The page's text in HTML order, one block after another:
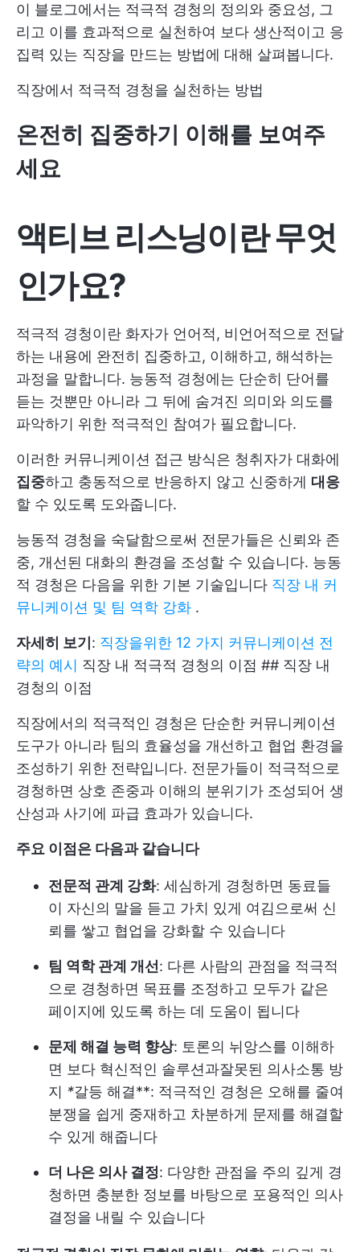
이 블로그에서는 적극적 경청의 정의와 중요성, 그
리고 이를 효과적으로 실천하여 보다 생산적이고 응
집력 있는 직장을 만드는 방법에 대해 살펴봅니다.
직장에서 적극적 경청을 실천하는 방법
온전히 집중하기 이해를 보여주
세요
액티브 리스닝이란 무엇
인가요?
적극적 경청이란 화자가 언어적, 비언어적으로 전달
하는 내용에 완전히 집중하고, 이해하고, 해석하는
과정을 말합니다. 능동적 경청에는 단순히 단어를
듣는 것뿐만 아니라 그 뒤에 숨겨진 의미와 의도를
파악하기 위한 적극적인 참여가 필요합니다.
이러한 커뮤니케이션 접근 방식은 청취자가 대화에
집중하고 충동적으로 반응하지 않고 신중하게 대응
할 수 있도록 도와줍니다.
능동적 경청을 숙달함으로써 전문가들은 신뢰와 존
중, 개선된 대화의 환경을 조성할 수 있습니다. 능동
적 경청은 다음을 위한 기본 기술입니다 직장 내 커
뮤니케이션 및 팀 역학 강화 .
자세히 보기 : 직장을위한 12 가지 커뮤니케이션 전
략의 예시 직장 내 적극적 경청의 이점 ## 직장 내
경청의 이점
직장에서의 적극적인 경청은 단순한 커뮤니케이션
도구가 아니라 팀의 효율성을 개선하고 협업 환경을
조성하기 위한 전략입니다. 전문가들이 적극적으로
경청하면 상호 존중과 이해의 분위기가 조성되어 생
산성과 사기에 파급 효과가 있습니다.
주요 이점은 다음과 같습니다
전문적 관계 강화: 세심하게 경청하면 동료들
이 자신의 말을 듣고 가치 있게 여김으로써 신
뢰를 쌓고 협업을 강화할 수 있습니다
팀 역학 관계 개선 : 다른 사람의 관점을 적극적
으로 경청하면 목표를 조정하고 모두가 같은
페이지에 있도록 하는 데 도움이 됩니다
문제 해결 능력 향상: 토론의 뉘앙스를 이해하
면 보다 혁신적인 솔루션과잘못된 의사소통 방
지 *갈등 해결**: 적극적인 경청은 오해를 줄여
분쟁을 쉽게 중재하고 차분하게 문제를 해결할
수 있게 해줍니다
더 나은 의사 결정: 다양한 관점을 주의 깊게 경
청하면 충분한 정보를 바탕으로 포용적인 의사
결정을 내릴 수 있습니다